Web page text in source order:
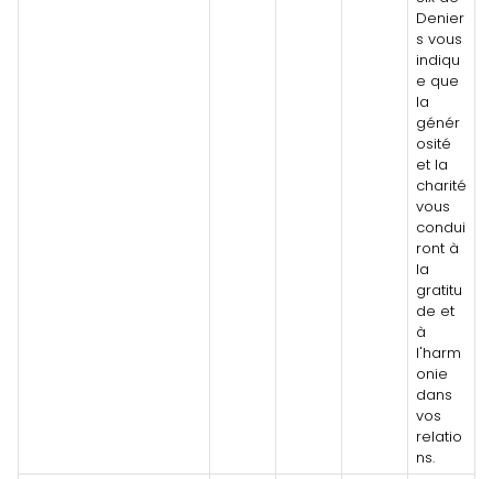
Denier
s vous
indiqu
e que
la
génér
osité
et la
charité
vous
condui
ront à
la
gratitu
de et
à
l'harm
onie
dans
vos
relatio
ns.